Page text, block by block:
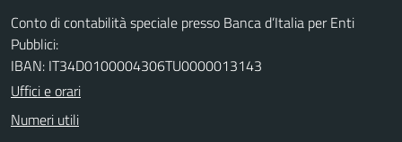
Conto di contabilità speciale presso Banca d’Italia per Enti
Pubblici:
IBAN: IT34D0100004306TU0000013143
Uffici e orari
Numeri utili